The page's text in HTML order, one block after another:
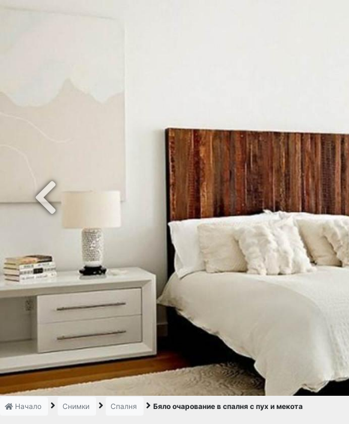
Previous
Начало Снимки Спалня Бяло очарование в спалня с пух и мекота